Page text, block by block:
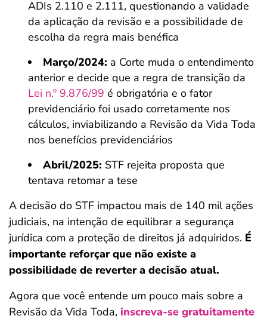
ADIs 2.110 e 2.111, questionando a validade
da aplicação da revisão e a possibilidade de
escolha da regra mais benéfica
Março/2024: a Corte muda o entendimento
anterior e decide que a regra de transição da
Lei n.º 9.876/99 é obrigatória e o fator
previdenciário foi usado corretamente nos
cálculos, inviabilizando a Revisão da Vida Toda
nos benefícios previdenciários
Abril/2025: STF rejeita proposta que
tentava retomar a tese
A decisão do STF impactou mais de 140 mil ações
judiciais, na intenção de equilibrar a segurança
jurídica com a proteção de direitos já adquiridos. É
importante reforçar que não existe a
possibilidade de reverter a decisão atual.
Agora que você entende um pouco mais sobre a
Revisão da Vida Toda, inscreva-se gratuitamente